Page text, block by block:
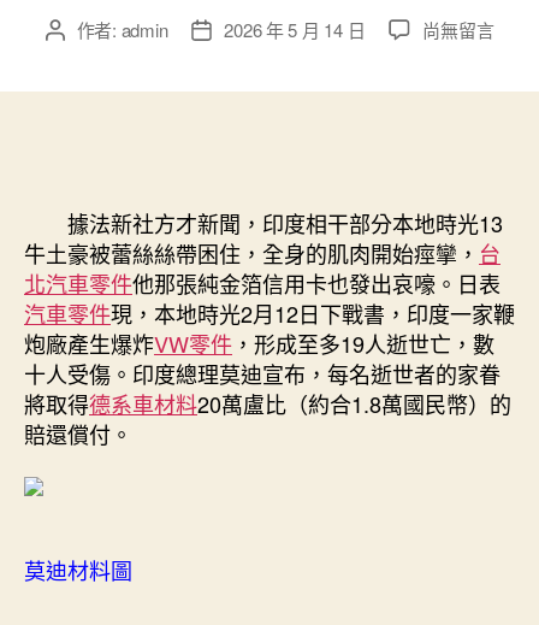
文 作者: admin
文 2026 年 5 月 14 日
在
19
亡
莫
迪：
每
人
賠
1.8OSDER
尚無留言
據法新社方才新聞，印度相干部分本地時光13
牛土豪被蕾絲絲帶困住，全身的肌肉開始痙攣， 台
北汽車零件他那張純金箔信用卡也發出哀嚎。日表
汽車零件現，本地時光2月12日下戰書，印度一家鞭
炮廠產生爆炸VW零件 ，形成至多19人逝世亡，數
十人受傷。印度總理莫迪宣布，每名逝世者的家眷
將取得德系車材料20萬盧比（約合1.8萬國民幣）的
賠還償付。
莫迪材料圖